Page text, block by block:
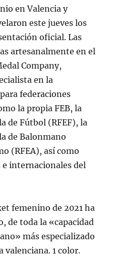
en Valencia y
este jueves los
oficial. Las
artesanalmente en el
Company,
en la
federaciones
la propia FEB, la
de Fútbol (RFEF), la
de Balonmano
(RFEA), así como
internacionales del
femenino de 2021 ha
de toda la «capacidad
más especializado
valenciana. 1 color.